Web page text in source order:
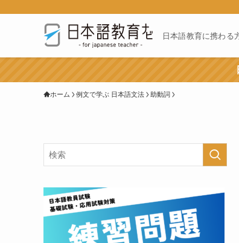
日本語教育に携わる
ホーム 例文で学ぶ 日本語文法 助動詞